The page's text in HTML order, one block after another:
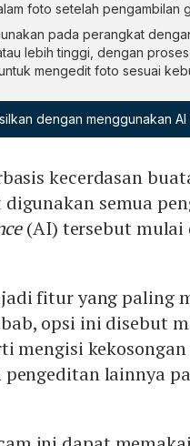
foto setelah pengambilan
pada perangkat
lebih tinggi, dengan
mengedit foto sesuai
dengan menggunakan AI
kecerdasan
semua
(AI) tersebut mulai
fitur yang paling
opsi ini disebut
mengisi
pengeditan lainnya